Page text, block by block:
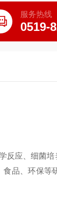
服务热线
0519-
反应、细菌
品、环保等